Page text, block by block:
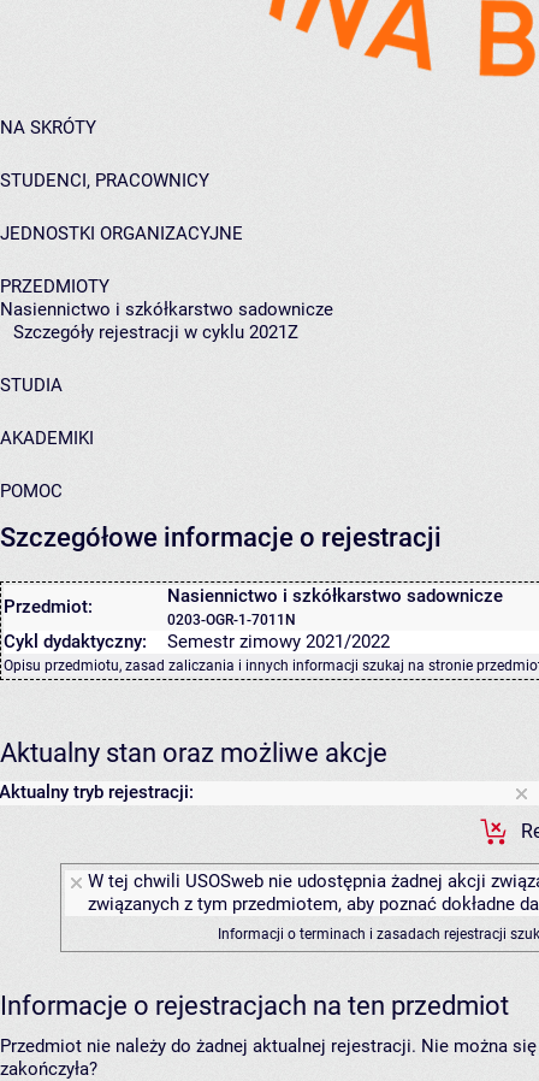
NA SKRÓTY
STUDENCI, PRACOWNICY
JEDNOSTKI ORGANIZACYJNE
PRZEDMIOTY
Nasiennictwo i szkółkarstwo sadownicze
Szczegóły rejestracji w cyklu 2021Z
STUDIA
AKADEMIKI
POMOC
Szczegółowe informacje o rejestracji
Przedmiot: Nasiennictwo i szkółkarstwo sadownicze
0203-OGR-1-7011N
Cykl dydaktyczny: Semestr zimowy 2021/2022
Opisu przedmiotu, zasad zaliczania i innych informacji szukaj na stronie
Aktualny stan oraz możliwe akcje
Aktualny tryb rejestracji:
W tej chwili USOSweb nie udostępnia żadnej akcji
związanych z tym przedmiotem, aby poznać dokładne
Informacji o terminach i zasadach rejestracji
Informacje o rejestracjach na ten przedmiot
Przedmiot nie należy do żadnej aktualnej rejestracji. Nie można
zakończyła?